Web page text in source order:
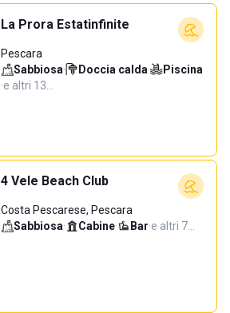
La Prora Estatinfinite
Pescara
Sabbiosa· Doccia calda·
Piscina
·e altri 13…
4 Vele Beach Club
Costa Pescarese, Pescara
Sabbiosa· Cabine· Bar·e altri 7…